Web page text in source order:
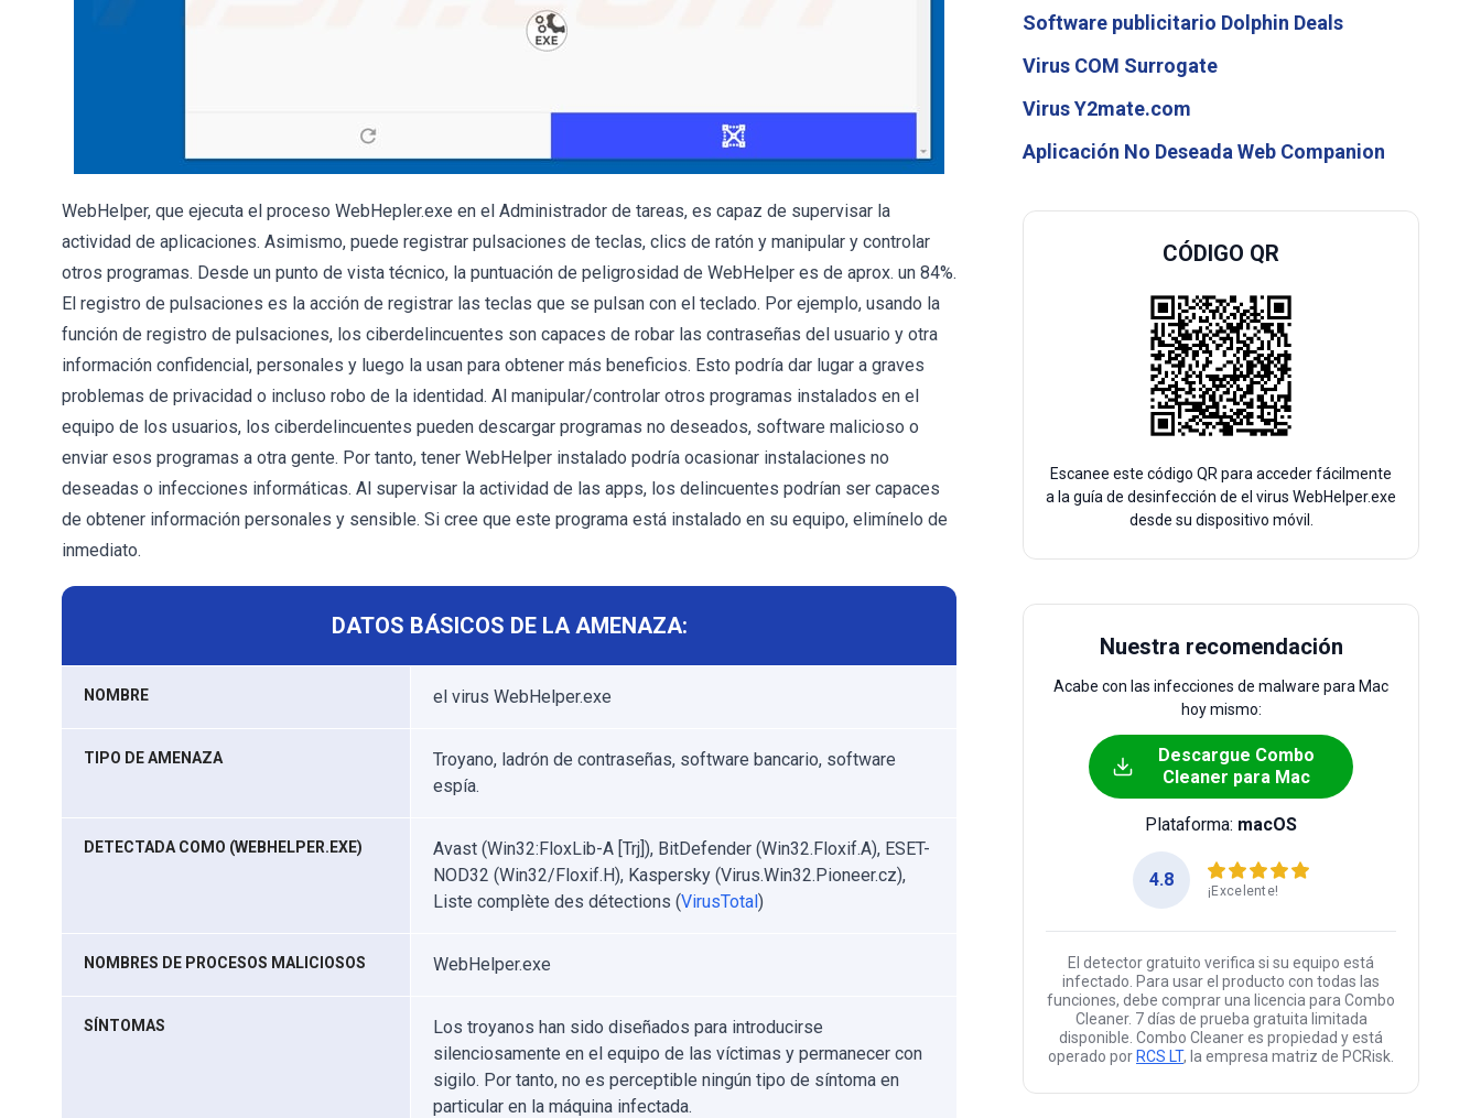
WebHelper, que ejecuta el proceso WebHepler.exe en el Administrador de tareas, es capaz de supervisar la
actividad de aplicaciones. Asimismo, puede registrar pulsaciones de teclas, clics de ratón y manipular y controlar
otros programas. Desde un punto de vista técnico, la puntuación de peligrosidad de WebHelper es de aprox. un 84%.
El registro de pulsaciones es la acción de registrar las teclas que se pulsan con el teclado. Por ejemplo, usando la
función de registro de pulsaciones, los ciberdelincuentes son capaces de robar las contraseñas del usuario y otra
información confidencial, personales y luego la usan para obtener más beneficios. Esto podría dar lugar a graves
problemas de privacidad o incluso robo de la identidad. Al manipular/controlar otros programas instalados en el
equipo de los usuarios, los ciberdelincuentes pueden descargar programas no deseados, software malicioso o
enviar esos programas a otra gente. Por tanto, tener WebHelper instalado podría ocasionar instalaciones no
deseadas o infecciones informáticas. Al supervisar la actividad de las apps, los delincuentes podrían ser capaces
de obtener información personales y sensible. Si cree que este programa está instalado en su equipo, elimínelo de
inmediato.
DATOS BÁSICOS DE LA AMENAZA:
NOMBRE el virus WebHelper.exe
TIPO DE AMENAZA
Troyano, ladrón de contraseñas, software bancario, software
espía.
DETECTADA COMO (WEBHELPER.EXE)
Avast (Win32:FloxLib-A [Trj]), BitDefender (Win32.Floxif.A), ESET-
NOD32 (Win32/Floxif.H), Kaspersky (Virus.Win32.Pioneer.cz),
Liste complète des détections (VirusTotal)
NOMBRES DE PROCESOS MALICIOSOS WebHelper.exe
SÍNTOMAS
Los troyanos han sido diseñados para introducirse
silenciosamente en el equipo de las víctimas y permanecer con
sigilo. Por tanto, no es perceptible ningún tipo de síntoma en
particular en la máquina infectada.
Software publicitario Dolphin Deals
Virus COM Surrogate
Virus Y2mate.com
Aplicación No Deseada Web Companion
CÓDIGO QR
Escanee este código QR para acceder fácilmente
a la guía de desinfección de el virus WebHelper.exe
desde su dispositivo móvil.
Nuestra recomendación
Acabe con las infecciones de malware para Mac
hoy mismo:
Descargue Combo
Cleaner para Mac
Plataforma: macOS
4.8
¡Excelente!
El detector gratuito verifica si su equipo está
infectado. Para usar el producto con todas las
funciones, debe comprar una licencia para Combo
Cleaner. 7 días de prueba gratuita limitada
disponible. Combo Cleaner es propiedad y está
operado por RCS LT, la empresa matriz de PCRisk.